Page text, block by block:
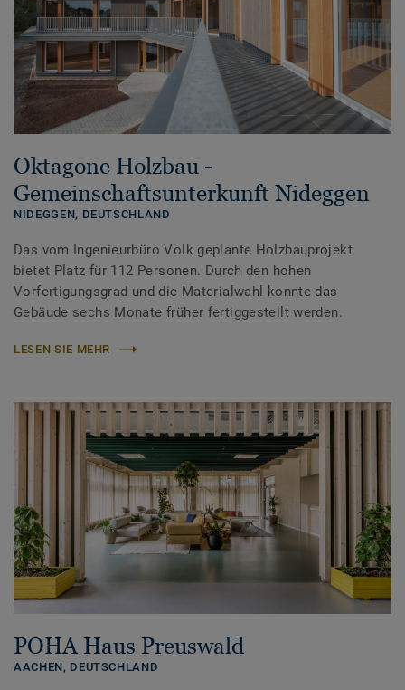
Oktagone Holzbau -
Gemeinschaftsunterkunft Nideggen
NIDEGGEN, DEUTSCHLAND
Das vom Ingenieurbüro Volk geplante Holzbauprojekt
bietet Platz für 112 Personen. Durch den hohen
Vorfertigungsgrad und die Materialwahl konnte das
Gebäude sechs Monate früher fertiggestellt werden.
LESEN SIE MEHR
POHA Haus Preuswald
AACHEN, DEUTSCHLAND